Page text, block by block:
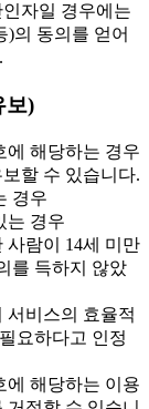
자일 경우에는
)의 동의를 얻어
보)
해당하는 경우
할 수 있습니다.
경우
는 경우
사람이 14세 미만
를 득하지 않았
서비스의 효율적
요하다고 인정
해당하는 이용